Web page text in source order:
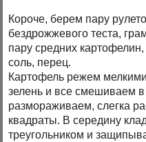
Короче, берем пару
бездрожжевого теста,
пару средних
соль, перец.
Картофель режем
зелень и все смешиваем в
размораживаем, слегка
квадраты. В середину
треугольником и